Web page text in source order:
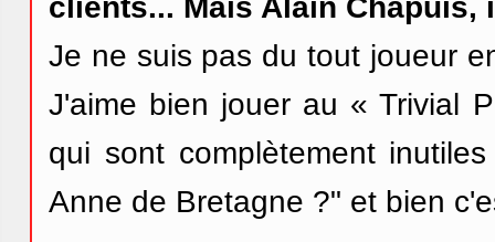
Je ne suis pas du tout joueur
J'aime bien jouer au « Trivial
qui sont complètement
Anne de Bretagne ?" et bien